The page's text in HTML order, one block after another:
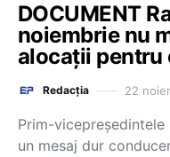
DOCUMENT
noiembrie nu
alocații pentru
Redacția 22
Prim-vicepreședintele
un mesaj dur